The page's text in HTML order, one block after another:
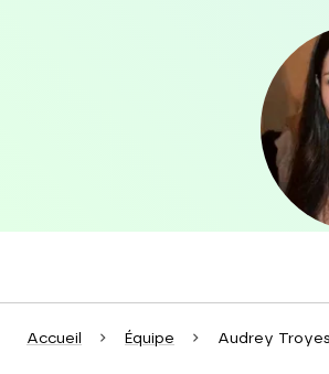
Accueil Équipe Audrey Troyes